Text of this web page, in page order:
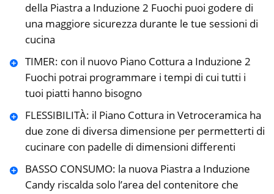
della Piastra a Induzione 2 Fuochi puoi godere di
una maggiore sicurezza durante le tue sessioni di
cucina
TIMER: con il nuovo Piano Cottura a Induzione 2
Fuochi potrai programmare i tempi di cui tutti i
tuoi piatti hanno bisogno
FLESSIBILITÀ: il Piano Cottura in Vetroceramica ha
due zone di diversa dimensione per permetterti di
cucinare con padelle di dimensioni differenti
BASSO CONSUMO: la nuova Piastra a Induzione
Candy riscalda solo l’area del contenitore che